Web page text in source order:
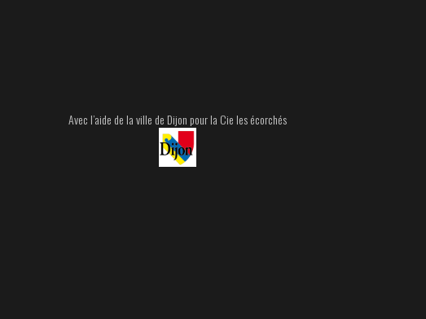
Avec l’aide de la ville de Dijon pour la Cie les écorchés